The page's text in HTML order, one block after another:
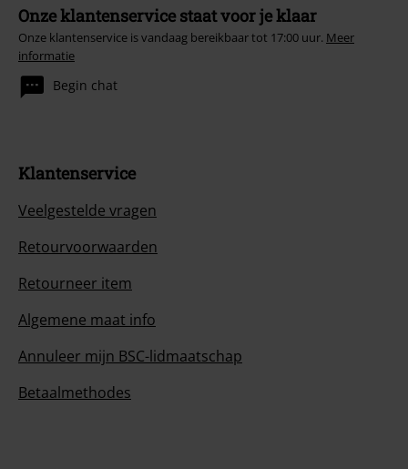
Onze klantenservice staat voor je klaar
Onze klantenservice is vandaag bereikbaar tot 17:00 uur. Meer
informatie
Begin chat
Klantenservice
Veelgestelde vragen
Retourvoorwaarden
Retourneer item
Algemene maat info
Annuleer mijn BSC-lidmaatschap
Betaalmethodes